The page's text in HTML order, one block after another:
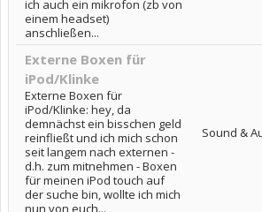
ich auch ein mikrofon (zb von
einem headset)
anschließen...
Externe Boxen für
iPod/Klinke
Externe Boxen für
iPod/Klinke: hey, da
demnächst ein bisschen geld
reinfließt und ich mich schon
seit langem nach externen -
d.h. zum mitnehmen - Boxen
für meinen iPod touch auf
der suche bin, wollte ich mich
nun von euch...
Sound &